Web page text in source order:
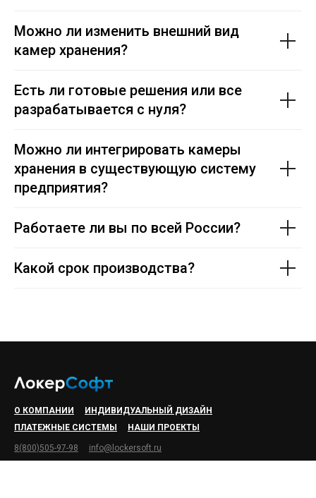
Можно ли изменить внешний вид
камер хранения?
Есть ли готовые решения или все
разрабатывается с нуля?
Можно ли интегрировать камеры
хранения в существующую систему
предприятия?
Работаете ли вы по всей России?
Какой срок производства?
О КОМПАНИИ
ИНДИВИДУАЛЬНЫЙ ДИЗАЙН
ПЛАТЕЖНЫЕ СИСТЕМЫ
НАШИ ПРОЕКТЫ
8(800)505-97-98 info@lockersoft.ru